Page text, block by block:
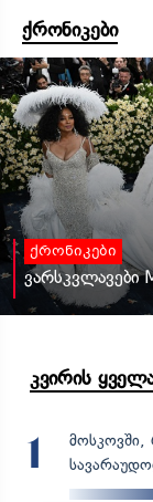
ქრონიკები
ქრონიკები
კვირის
1
მოსკოვში,